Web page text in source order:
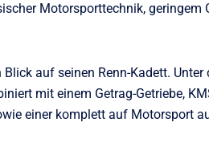
Motorsporttechnik, geringem
auf seinen Renn-Kadett. Unter
mit einem Getrag-Getriebe,
einer komplett auf Motorsport